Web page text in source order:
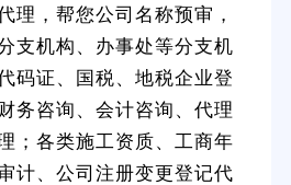
理，帮您公司名称预审，
支机构、办事处等分支机
码证、国税、地税企业登
务咨询、会计咨询、代理
；各类施工资质、工商年
计、公司注册变更登记代